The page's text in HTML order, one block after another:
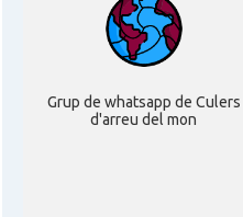
Grup de whatsapp de Culers
d'arreu del mon